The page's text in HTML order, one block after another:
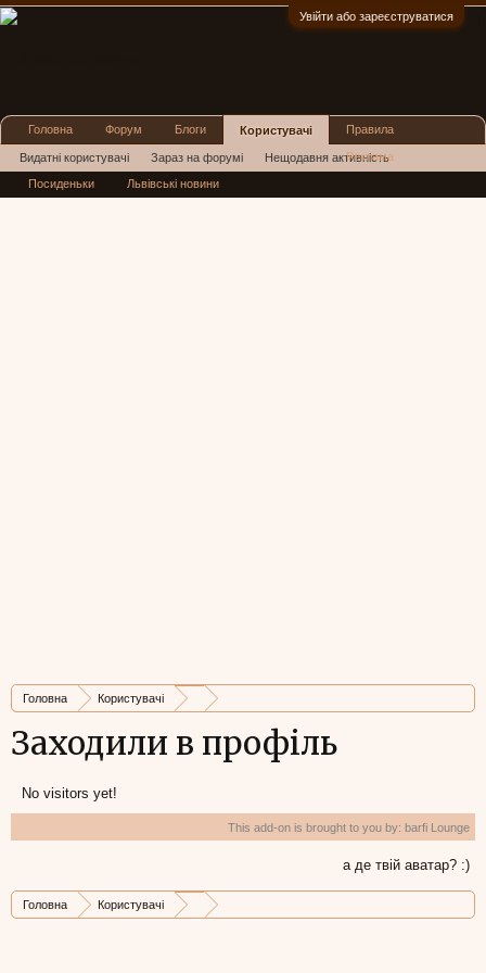
Увійти або зареєструватися
Головна Користувачі
Заходили в профіль
No visitors yet!
This add-on is brought to you by: barfi Lounge
а де твій аватар? :)
Головна Користувачі
Головна Форум Блоги Користувачі
Видатні користувачі Зараз на форумі Нещодавня активність
Нові повідомлення профілю
Правила
Реклама
Посиденьки Львівські новини